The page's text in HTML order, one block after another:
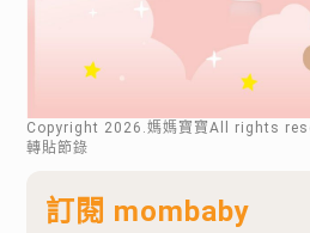
Copyright 2026 .媽媽寶寶All rights
轉貼節錄
訂閱 mombaby